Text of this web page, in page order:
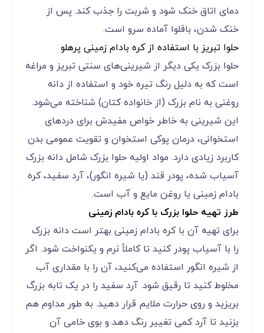
دمای اتاق خنک شود و شربت را جذب کند. پس از
خنک شدن، باقلوا آماده سرو است.
حلوا تبریز با استفاده از کره بادام زمینی پرهلو
حلوا بزرک یکی دیگر از شیرینی‌های سنتی تبریز و مراغه
است که به دلیل رنگ تیره خود و استفاده از دانه
روغنی به نام بزرک (از خانواده کتان) شناخته می‌شود.
این شیرینی به خاطر خواص مفیدش برای دردهای
استخوانی، درمان پوکی استخوان و تقویت عمومی بدن
کاربرد زیادی دارد. مواد اولیه حلوا بزرک شامل دانه بزرک
آسیاب شده، پودر قند (یا شیره انگور)، آرد سفید، کره
بادام زمینی یا روغن مایع و آب است.
طرز تهیه حلوا بزرک با کره بادام زمینی
برای تهیه آن با کره بادام زمینی بهتر است دانه بزرک
را با آسیاب پودر کنید تا کاملاً نرم و یکنواخت شود. اگر
از شیره انگور استفاده می‌کنید، آن را با مقداری آب
مخلوط کنید تا رقیق شود. آرد سفید را در یک تابه بزرگ
بریزید و روی حرارت ملایم قرار دهید. به طور مداوم هم
بزنید تا آرد کمی تغییر رنگ دهد و بوی خامی آن